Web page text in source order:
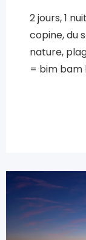
2 jours, 1
copine, du
nature,
= bim bam